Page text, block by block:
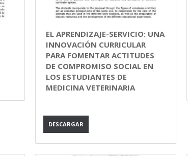
EL APRENDIZAJE-SERVICIO: UNA
INNOVACIÓN CURRICULAR
PARA FOMENTAR ACTITUDES
DE COMPROMISO SOCIAL EN
LOS ESTUDIANTES DE
MEDICINA VETERINARIA
DESCARGAR